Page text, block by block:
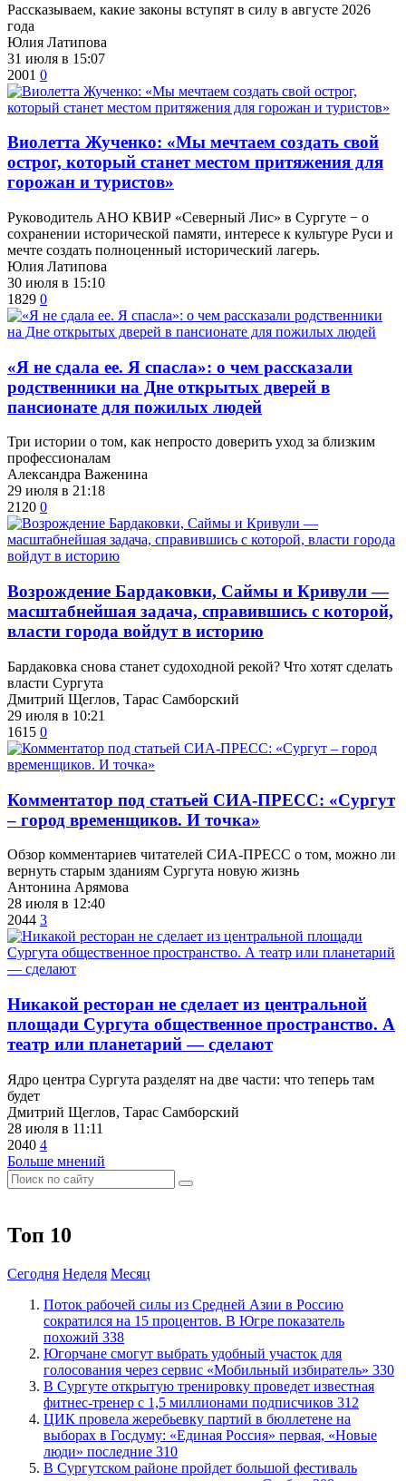
Рассказываем, какие законы вступят в силу в августе 2026
года
Юлия Латипова
31 июля в 15:07
2001 0
Виолетта Жученко: «Мы мечтаем создать свой
острог, который станет местом притяжения для
горожан и туристов»
Руководитель АНО КВИР «Северный Лис» в Сургуте − о
сохранении исторической памяти, интересе к культуре Руси и
мечте создать полноценный исторический лагерь.
Юлия Латипова
30 июля в 15:10
1829 0
​«Я не сдала ее. Я спасла»: о чем рассказали
родственники на Дне открытых дверей в
пансионате для пожилых людей
Три истории о том, как непросто доверить уход за близким
профессионалам
Александра Важенина
29 июля в 21:18
2120 0
Возрождение Бардаковки, Саймы и Кривули —
масштабнейшая задача, справившись с которой,
власти города войдут в историю
​Бардаковка снова станет судоходной рекой? Что хотят сделать
власти Сургута
Дмитрий Щеглов, Тарас Самборский
29 июля в 10:21
1615 0
​Комментатор под статьей СИА-ПРЕСС: «Сургут
– город временщиков. И точка»
Обзор комментариев читателей СИА-ПРЕСС о том, можно ли
вернуть старым зданиям Сургута новую жизнь
Антонина Арямова
28 июля в 12:40
2044 3
​Никакой ресторан не сделает из центральной
площади Сургута общественное пространство. А
театр или планетарий — сделают
Ядро центра Сургута разделят на две части: что теперь там
будет
Дмитрий Щеглов, Тарас Самборский
28 июля в 11:11
2040 4
Больше мнений
Топ 10
Сегодня Неделя Месяц
Поток рабочей силы из Средней Азии в Россию
сократился на 15 процентов. В Югре показатель
похожий 338
Югорчане смогут выбрать удобный участок для
голосования через сервис «Мобильный избиратель» 330
В Сургуте открытую тренировку проведет известная
фитнес-тренер с 1,5 миллионами подписчиков 312
ЦИК провела жеребьевку партий в бюллетене на
выборах в Госдуму: «Единая Россия» первая, «Новые
люди» последние 310
В Сургутском районе пройдет большой фестиваль